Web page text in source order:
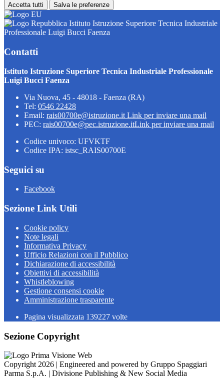
Accetta tutti Salva le preferenze
Istituto Istruzione Superiore Tecnica Industriale
Professionale Luigi Bucci Faenza
Contatti
Istituto Istruzione Superiore Tecnica Industriale Professionale
Luigi Bucci Faenza
Via Nuova, 45 - 48018 - Faenza (RA)
Tel: 0546 22428
Email: rais00700e@istruzione.it Link per inviare una mail
PEC: rais00700e@pec.istruzione.itLink per inviare una mail
Codice univoco: UFVKTF
Codice IPA: istsc_RAIS00700E
Seguici su
Facebook
Sezione Link Utili
Cookie policy
Note legali
Informativa Privacy
Ufficio Relazioni con il Pubblico
Dichiarazione di accessibilità
Obiettivi di accessibilità
Whistleblowing
Gestione consensi cookie
Amministrazione trasparente
Pagina visualizzata 139227 volte
Sezione Copyright
Copyright 2026 | Engineered and powered by Gruppo Spaggiari
Parma S.p.A. | Divisione Publishing & New Social Media